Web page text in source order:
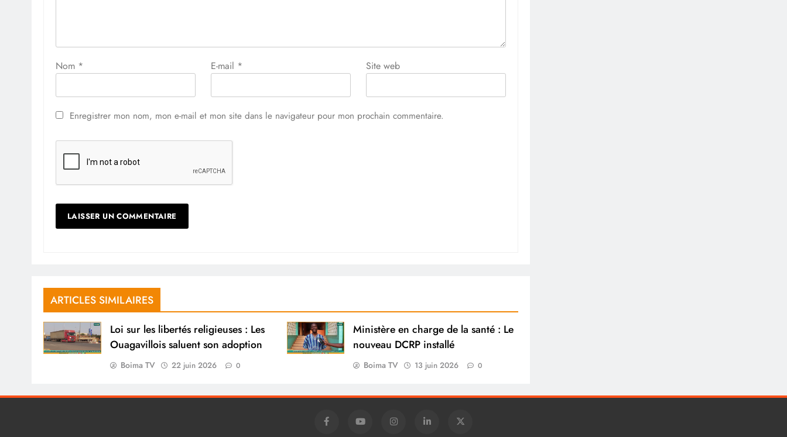
Nom * E-mail * Site web
Enregistrer mon nom, mon e-mail et mon site dans le navigateur pour mon prochain commentaire.
ARTICLES SIMILAIRES
Loi sur les libertés religieuses : Les
Ouagavillois saluent son adoption
Boima TV 22 juin 2026 0
Ministère en charge de la santé : Le
nouveau DCRP installé
Boima TV 13 juin 2026 0